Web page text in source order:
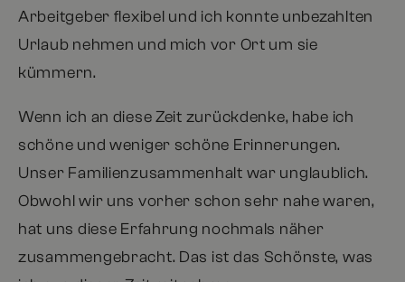
Arbeitgeber flexibel und ich konnte unbezahlten
Urlaub nehmen und mich vor Ort um sie
kümmern.
Wenn ich an diese Zeit zurückdenke, habe ich
schöne und weniger schöne Erinnerungen.
Unser Familienzusammenhalt war unglaublich.
Obwohl wir uns vorher schon sehr nahe waren,
hat uns diese Erfahrung nochmals näher
zusammengebracht. Das ist das Schönste, was